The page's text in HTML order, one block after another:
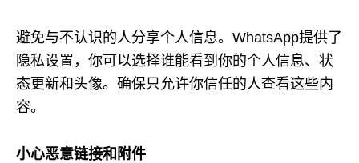
避免与不认识的人分享个人信息。WhatsApp提供了
隐私设置，你可以选择谁能看到你的个人信息、状
态更新和头像。确保只允许你信任的人查看这些内
容。
小心恶意链接和附件